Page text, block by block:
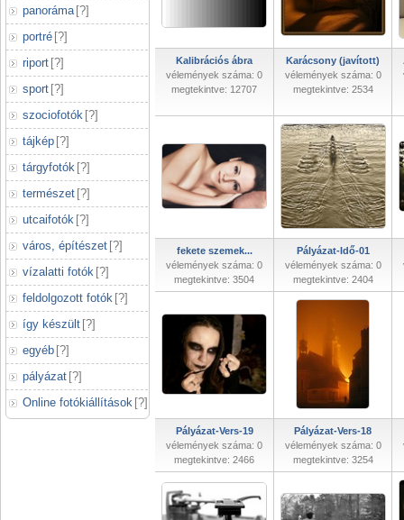
panoráma [?]
portré [?]
riport [?]
sport [?]
szociofotók [?]
tájkép [?]
tárgyfotók [?]
természet [?]
utcaifotók [?]
város, építészet [?]
vízalatti fotók [?]
feldolgozott fotók [?]
így készült [?]
egyéb [?]
pályázat [?]
Online fotókiállítások [?]
Kalibrációs ábra
vélemények száma: 0
megtekintve: 12707
Karácsony (javított)
vélemények száma: 0
megtekintve: 2534
fekete szemek...
vélemények száma: 0
megtekintve: 3504
Pályázat-Idő-01
vélemények száma: 0
megtekintve: 2404
Pályázat-Vers-19
vélemények száma: 0
megtekintve: 2466
Pályázat-Vers-18
vélemények száma: 0
megtekintve: 3254